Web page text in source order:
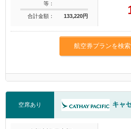
等：
合計金額： 133,220円
航空券プランを検
空席あり キャ